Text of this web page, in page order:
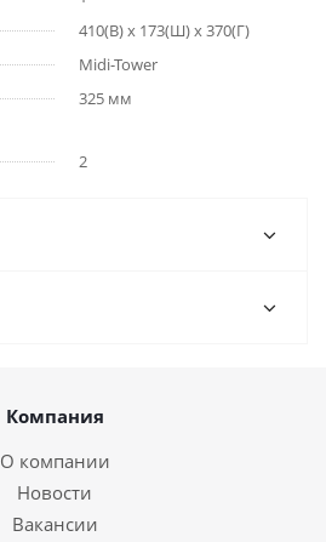
410(В) x 173(Ш) x 370(Г)
Midi-Tower
325 мм
2
Компания
О компании
Новости
Вакансии